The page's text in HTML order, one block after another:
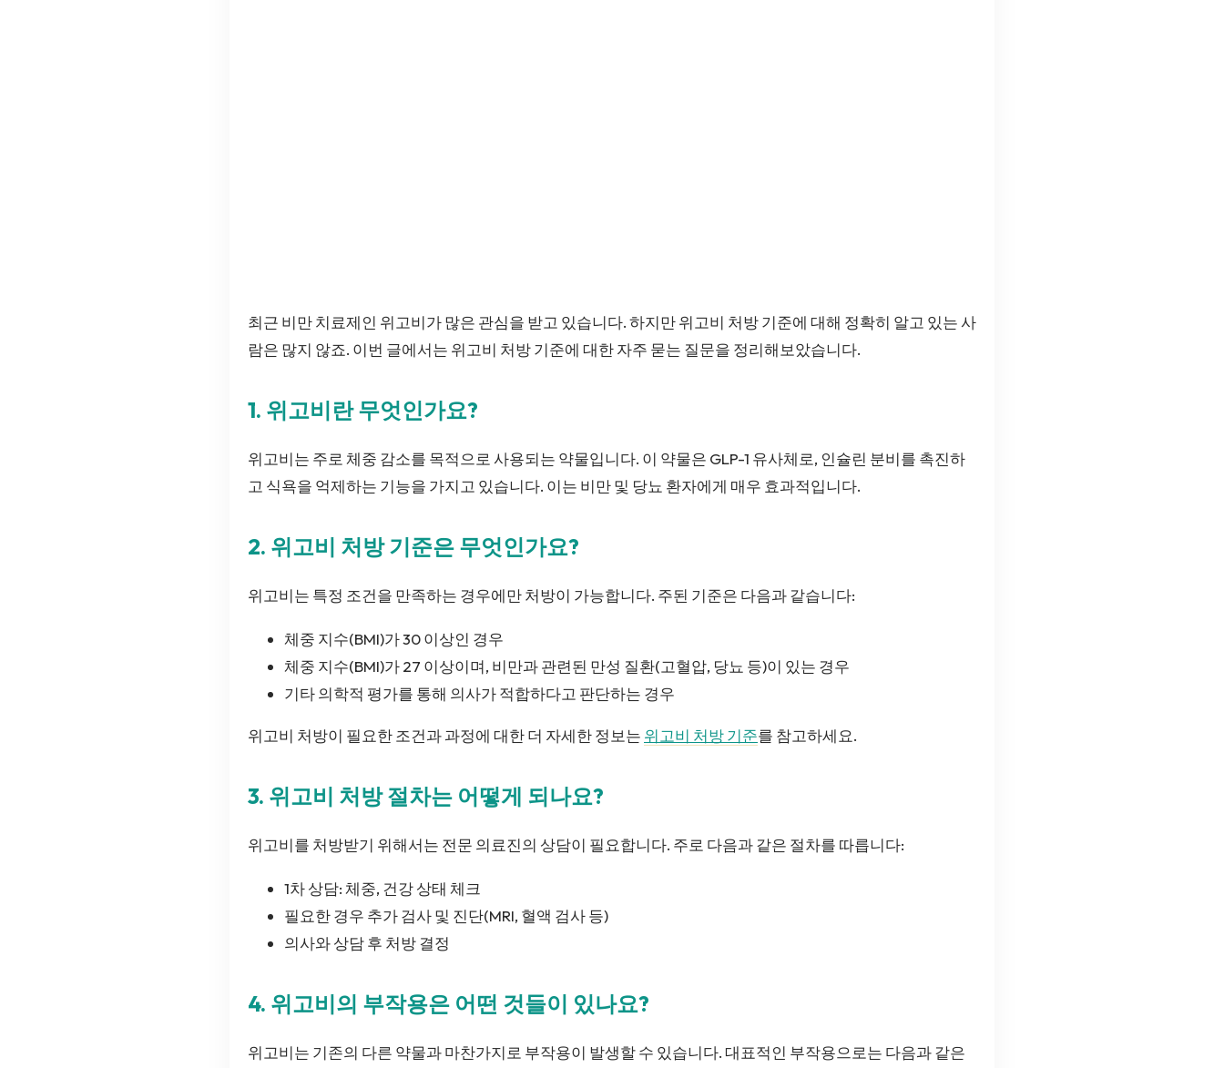
최근 비만 치료제인 위고비가 많은 관심을 받고 있습니다. 하지만 위고비 처방 기준에 대해 정확히 알고 있는 사
람은 많지 않죠. 이번 글에서는 위고비 처방 기준에 대한 자주 묻는 질문을 정리해보았습니다.
1. 위고비란 무엇인가요?
위고비는 주로 체중 감소를 목적으로 사용되는 약물입니다. 이 약물은 GLP-1 유사체로, 인슐린 분비를 촉진하
고 식욕을 억제하는 기능을 가지고 있습니다. 이는 비만 및 당뇨 환자에게 매우 효과적입니다.
2. 위고비 처방 기준은 무엇인가요?
위고비는 특정 조건을 만족하는 경우에만 처방이 가능합니다. 주된 기준은 다음과 같습니다:
체중 지수(BMI)가 30 이상인 경우
체중 지수(BMI)가 27 이상이며, 비만과 관련된 만성 질환(고혈압, 당뇨 등)이 있는 경우
기타 의학적 평가를 통해 의사가 적합하다고 판단하는 경우
위고비 처방이 필요한 조건과 과정에 대한 더 자세한 정보는 위고비 처방 기준를 참고하세요.
3. 위고비 처방 절차는 어떻게 되나요?
위고비를 처방받기 위해서는 전문 의료진의 상담이 필요합니다. 주로 다음과 같은 절차를 따릅니다:
1차 상담: 체중, 건강 상태 체크
필요한 경우 추가 검사 및 진단(MRI, 혈액 검사 등)
의사와 상담 후 처방 결정
4. 위고비의 부작용은 어떤 것들이 있나요?
위고비는 기존의 다른 약물과 마찬가지로 부작용이 발생할 수 있습니다. 대표적인 부작용으로는 다음과 같은